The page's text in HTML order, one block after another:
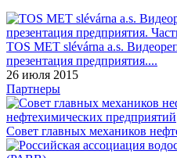
TOS MET slévárna a.s.
презентация предприятия....
26 июля 2015
Партнеры
Совет главных механиков